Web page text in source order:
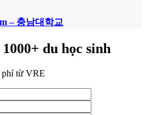
– 충남대학교
du học sinh
phí từ VRE